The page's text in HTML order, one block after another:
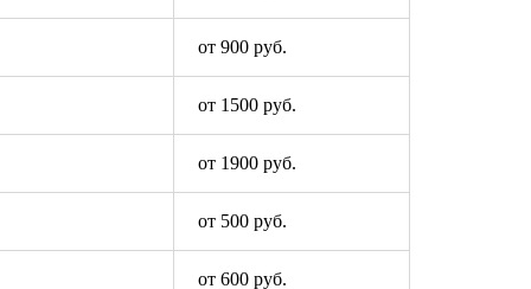
от 900 руб.
от 1500 руб.
от 1900 руб.
от 500 руб.
от 600 руб.